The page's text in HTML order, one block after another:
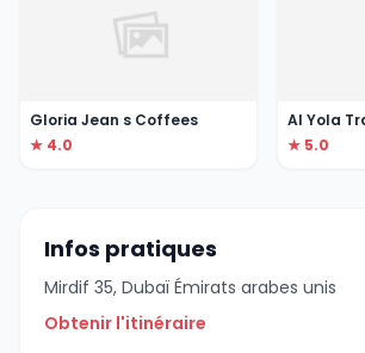
Gloria Jean s Coffees
★ 4.0
Al Yola
★ 5.0
Infos pratiques
Mirdif 35, Dubaï Émirats arabes unis
Obtenir l'itinéraire